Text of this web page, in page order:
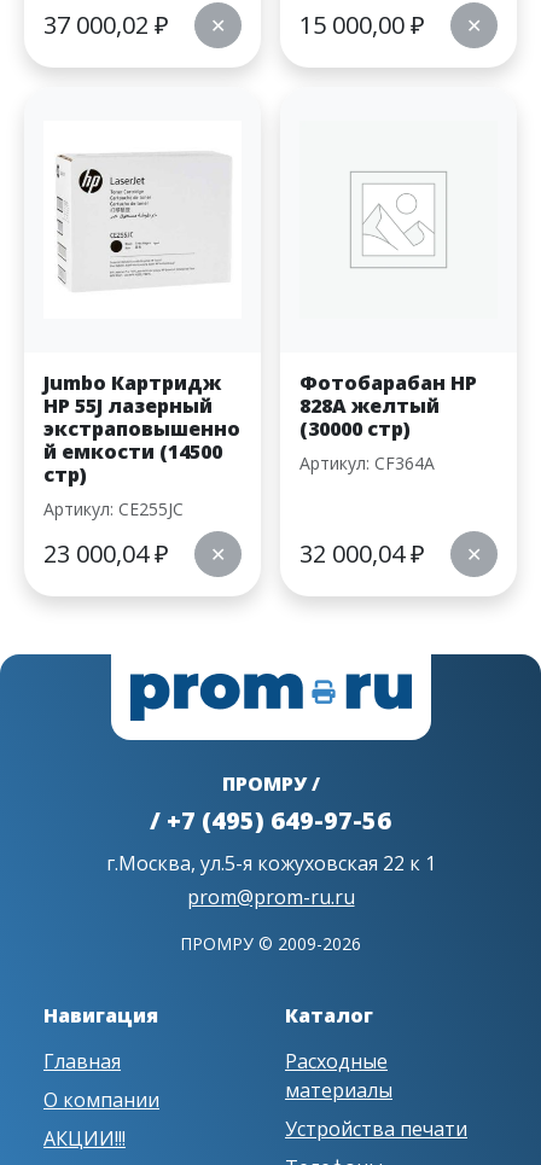
37 000,02 ₽ ✕ 15 000,00₽ ✕
Jumbo Картридж
HP 55J лазерный
экстраповышенно
й емкости (14500
стр)
Артикул: CE255JC
23 000,04₽ ✕
Фотобарабан HP
828A желтый
(30000 стр)
Артикул: CF364A
32 000,04₽ ✕
ПРОМРУ /
/ +7 (495) 649-97-56
г.Москва, ул.5-я кожуховская 22 к 1
prom@prom-ru.ru
ПРОМРУ © 2009-2026
Навигация
Главная
О компании
АКЦИИ!!!
Каталог
Расходные
материалы
Устройства печати